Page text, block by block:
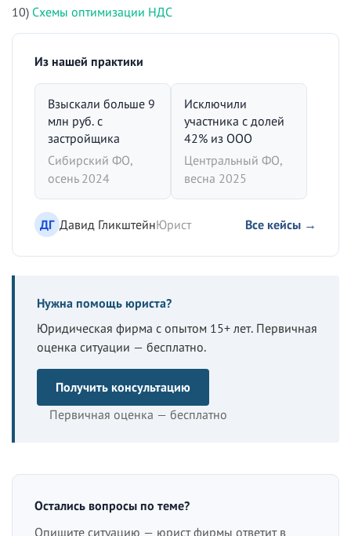
10) Схемы оптимизации НДС
Из нашей практики
Взыскали больше 9
млн руб. с
застройщика
Сибирский ФО,
осень 2024
Исключили
участника с долей
42% из ООО
Центральный ФО,
весна 2025
ДГ Давид ГликштейнЮрист Все кейсы →
Нужна помощь юриста?
Юридическая фирма с опытом 15+ лет. Первичная
оценка ситуации — бесплатно.
Получить консультацию
Первичная оценка — бесплатно
Остались вопросы по теме?
Опишите ситуацию — юрист фирмы ответит в